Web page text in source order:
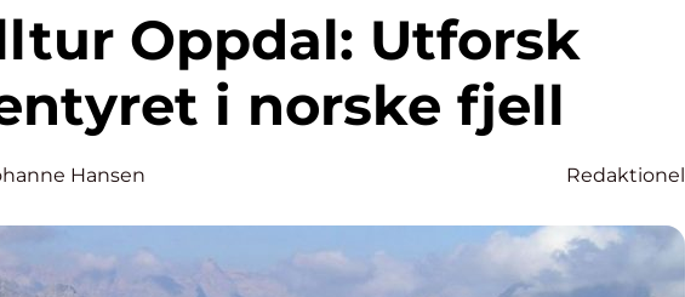
i norske fjell
Hansen Redaktionel